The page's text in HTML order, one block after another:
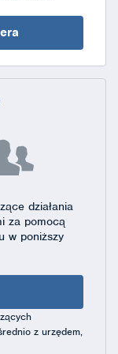
działania
za pomocą
w poniższy
z urzędem,